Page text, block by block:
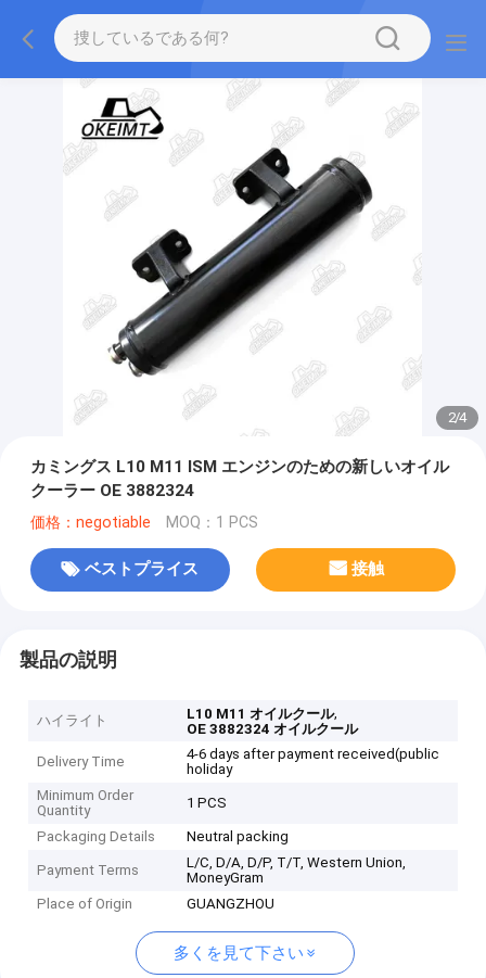
2/4
カミングス L10 M11 ISM エンジンのための新しいオイル
クーラー OE 3882324
価格：negotiable MOQ：1 PCS
ベストプライス 接触
製品の説明
ハイライト L10 M11 オイルクール,
OE 3882324 オイルクール
Delivery Time
4-6 days after payment received(public
holiday
Minimum Order
Quantity
1 PCS
Packaging Details Neutral packing
Payment Terms
L/C, D/A, D/P, T/T, Western Union,
MoneyGram
Place of Origin
GUANGZHOU
多くを見て下さい